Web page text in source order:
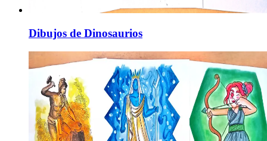
Dibujos de Dinosaurios